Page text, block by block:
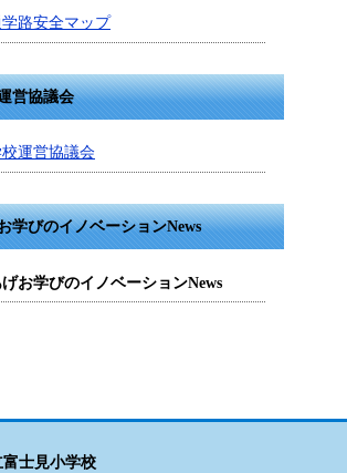
路安全マップ
営協議会
運営協議会
学びのイノベーションNews
げお学びのイノベーションNews
富士見小学校